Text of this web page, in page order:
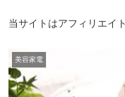
当サイトはアフィリエイ
美容家電